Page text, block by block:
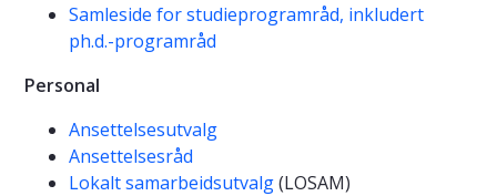
Samleside for studieprogramråd, inkludert
ph.d.-programråd
Personal
Ansettelsesutvalg
Ansettelsesråd
Lokalt samarbeidsutvalg(LOSAM)